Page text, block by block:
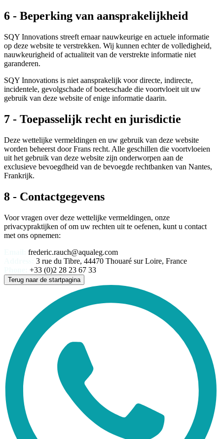
6 - Beperking van aansprakelijkheid
SQY Innovations streeft ernaar nauwkeurige en actuele informatie
op deze website te verstrekken. Wij kunnen echter de volledigheid,
nauwkeurigheid of actualiteit van de verstrekte informatie niet
garanderen.
SQY Innovations is niet aansprakelijk voor directe, indirecte,
incidentele, gevolgschade of boeteschade die voortvloeit uit uw
gebruik van deze website of enige informatie daarin.
7 - Toepasselijk recht en jurisdictie
Deze wettelijke vermeldingen en uw gebruik van deze website
worden beheerst door Frans recht. Alle geschillen die voortvloeien
uit het gebruik van deze website zijn onderworpen aan de
exclusieve bevoegdheid van de bevoegde rechtbanken van Nantes,
Frankrijk.
8 - Contactgegevens
Voor vragen over deze wettelijke vermeldingen, onze
privacypraktijken of om uw rechten uit te oefenen, kunt u contact
met ons opnemen:
frederic.rauch@aqualeg.com
3 rue du Tibre, 44470 Thouaré sur Loire, France
+33 (0)2 28 23 67 33
Terug naar de startpagina